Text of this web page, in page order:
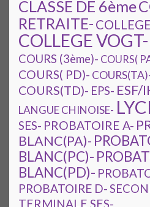
CLASSE DE 6ème
RETRAITE-
COLLEGE VOGT-
COURS (3ème)- COURS(
COURS( PD)-
COURS(TD)- EPS- ESF/
LANGUE CHINOISE-
SES- PROBATOIRE A-
BLANC(PA)-
BLANC(PC)-
BLANC(PD)-
PROBATOIRE D-
TERMINALE SES-